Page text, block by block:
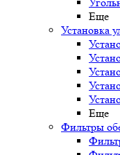
Еще
Установка
Еще
Фильтры